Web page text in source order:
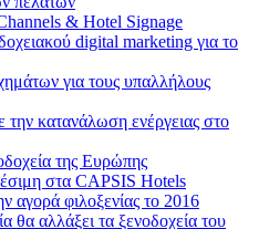
& Hotel Signage
digital marketing για το
για τους υπαλλήλους
κατανάλωση ενέργειας στο
της Ευρώπης
στα CAPSIS Hotels
αγορά φιλοξενίας το 2016
θα αλλάξει τα ξενοδοχεία του